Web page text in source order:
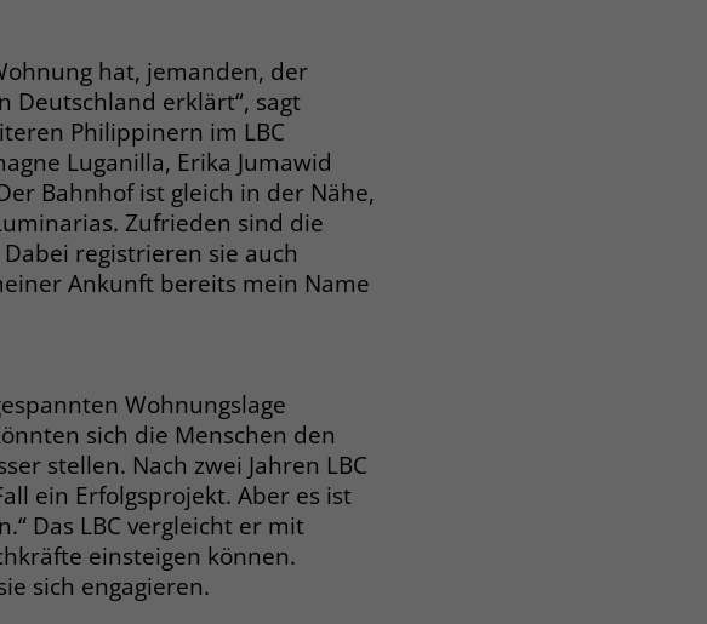
hat, jemanden, der
Deutschland erklärt“, sagt
Philippinern im LBC
Luganilla, Erika Jumawid
Bahnhof ist gleich in der Nähe,
Zufrieden sind die
registrieren sie auch
Ankunft bereits mein Name
Wohnungslage
sich die Menschen den
stellen. Nach zwei Jahren LBC
ein Erfolgsprojekt. Aber es ist
Das LBC vergleicht er mit
einsteigen können.
sich engagieren.
oder
zugewiesen
Cookie ist
Facebook
auf
die
Verhalten an
die
um den Nutzer